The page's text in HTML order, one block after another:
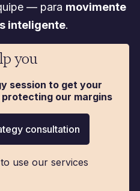
— para movimente
inteligente.
you
session to get your
our margins
consultation
use our services